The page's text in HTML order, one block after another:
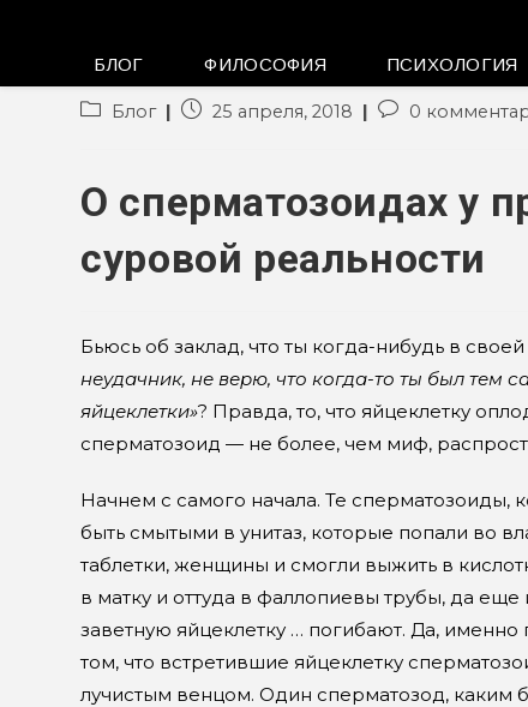
БЛОГ ФИЛОСОФИЯ ПСИХОЛОГИЯ
Рубрика
Блог
Запись25 апреля, 2018
Комментарии
0
О сперматозоидах у
суровой реальности
Бьюсь об заклад, что ты когда-нибудь в
неудачник, не верю, что когда-то ты был тем
яйцеклетки»? Правда, то, что яйцеклетку
сперматозоид — не более, чем миф,
Начнем с самого начала. Те сперматозоиды,
быть смытыми в унитаз, которые попали во
таблетки, женщины и смогли выжить в
в матку и оттуда в фаллопиевы трубы, да
заветную яйцеклетку … погибают. Да, именно
том, что встретившие яйцеклетку
лучистым венцом. Один сперматозод,